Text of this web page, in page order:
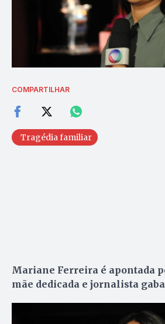
COMPARTILHAR
Tragédia familiar
Mariane Ferreira é apontada
mãe dedicada e jornalista